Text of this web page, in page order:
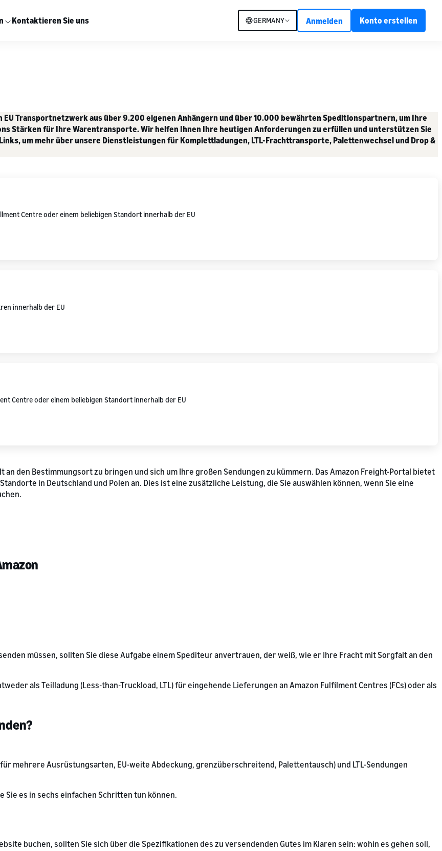
Kontaktieren Sie uns GERMANY Anmelden Konto erstellen
Transportnetzwerk aus über 9.200 eigenen Anhängern und über 10.000 bewährten Speditionspartnern, um Ihre
Stärken für Ihre Warentransporte. Wir helfen Ihnen Ihre heutigen Anforderungen zu erfüllen und unterstützen Sie
um mehr über unsere Dienstleistungen für Komplettladungen, LTL-Frachttransporte, Palettenwechsel und Drop &
Centre oder einem beliebigen Standort innerhalb der EU
innerhalb der EU
Centre oder einem beliebigen Standort innerhalb der EU
den Bestimmungsort zu bringen und sich um Ihre großen Sendungen zu kümmern. Das Amazon Freight-Portal bietet
in Deutschland und Polen an. Dies ist eine zusätzliche Leistung, die Sie auswählen können, wenn Sie eine
müssen, sollten Sie diese Aufgabe einem Spediteur anvertrauen, der weiß, wie er Ihre Fracht mit Sorgfalt an den
als Teilladung (Less-than-Truckload, LTL) für eingehende Lieferungen an Amazon Fulfilment Centres (FCs) oder als
mehrere Ausrüstungsarten, EU-weite Abdeckung, grenzüberschreitend, Palettentausch) und LTL-Sendungen
Sie es in sechs einfachen Schritten tun können.
buchen, sollten Sie sich über die Spezifikationen des zu versendenden Gutes im Klaren sein: wohin es gehen soll,